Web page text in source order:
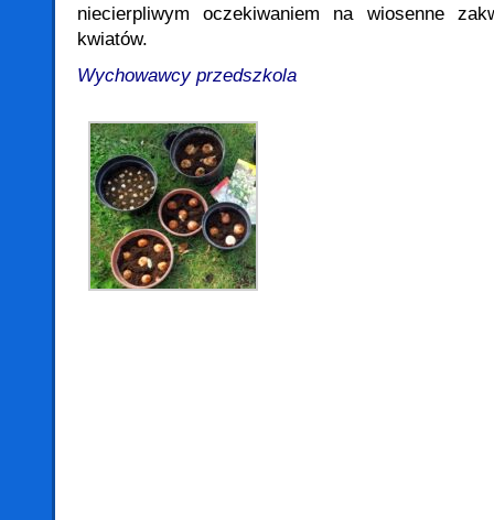
niecierpliwym oczekiwaniem na wiosenne
kwiatów.
Wychowawcy przedszkola